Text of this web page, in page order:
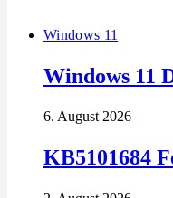
Windows 11
Windows 11
6. August 2026
KB5101684